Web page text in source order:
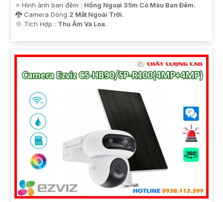
⭐ Hình ảnh ban đêm : Hồng Ngoại 35m Có Màu Ban Ðêm.
🐉️ Camera Dòng 2 Mắt Ngoài Trời.
️💠 Tích Hợp : Thu Âm Và Loa.